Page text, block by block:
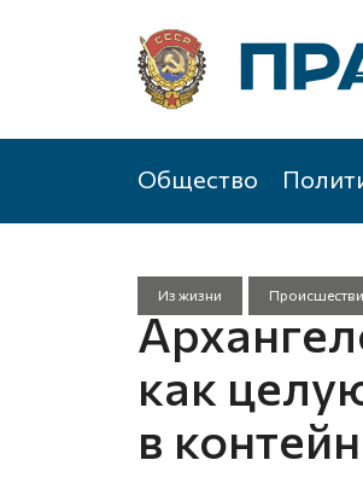
Общество
Из жизни
как
в